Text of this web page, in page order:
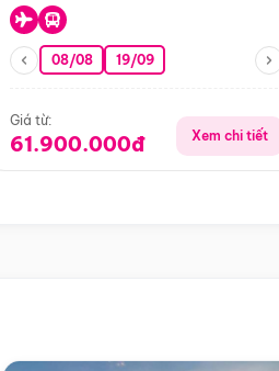
08/08 19/09
Giá từ:
61.900.000đ Xem chi tiết